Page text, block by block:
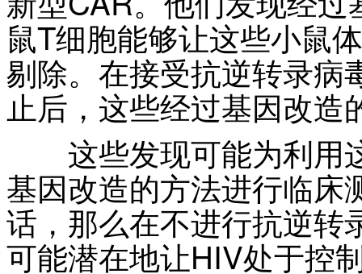
鼠T细胞能够让这些小鼠
剔除。在接受抗逆转录病
止后，这些经过基因改
这些发现可能为利用
基因改造的方法进行临床
话，那么在不进行抗逆转
可能潜在地让HIV处于控